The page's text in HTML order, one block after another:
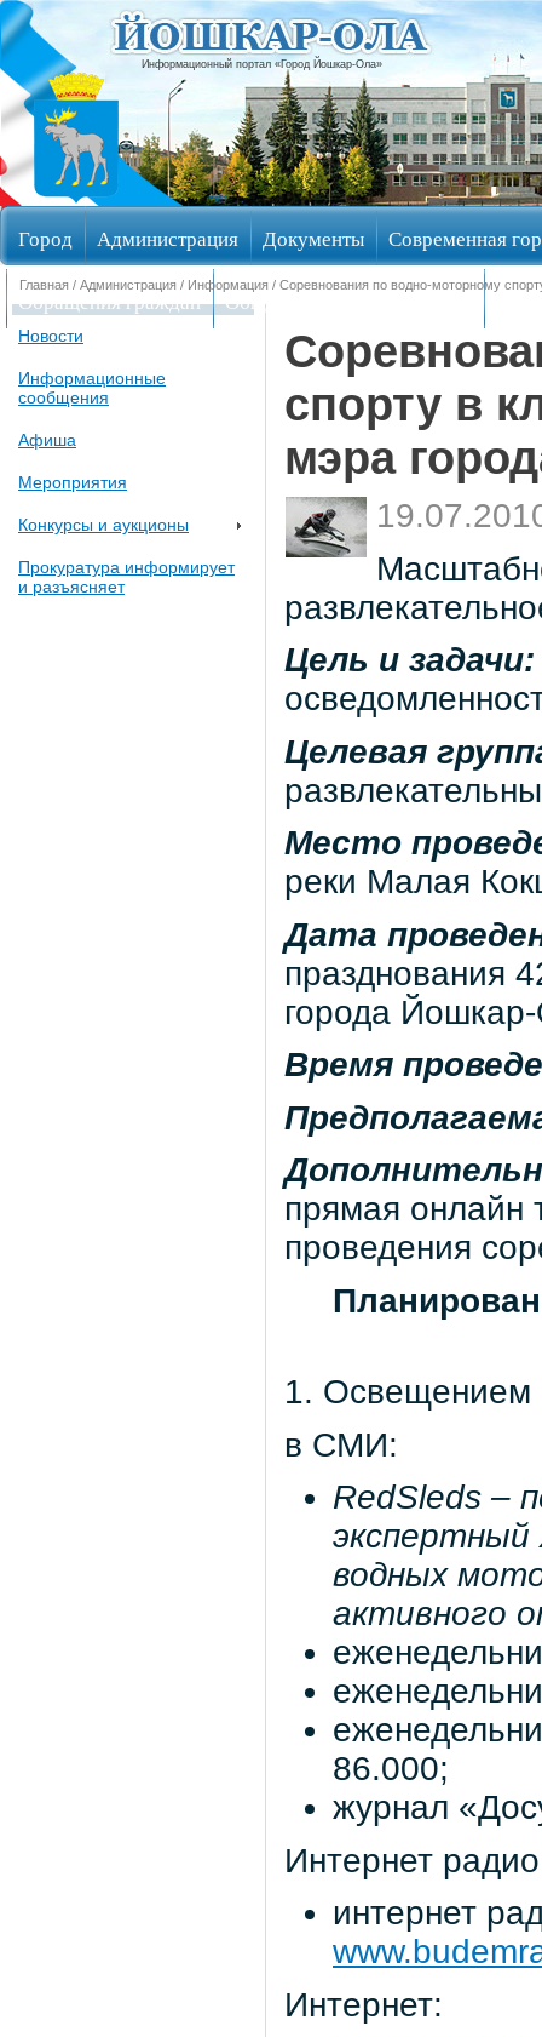
Информационный портал «Город Йошкар-Ола»
Город Администрация Документы Современная
Обращения граждан Общественные обсуждения
Главная / Администрация / Информация / Соревнования по водно-моторному
Новости
Информационные
сообщения
Афиша
Мероприятия
Конкурсы и аукционы
Прокуратура информирует
и разъясняет
спорту в
мэра
Цель и задачи:
Целевая
Место
реки Малая
Дата
празднования
города
Время
прямая онлайн
проведения
1. Освещением
в СМИ:
RedSleds –
экспертный
водных
активного
86.000;
журнал
Интернет
интернет
Интернет: